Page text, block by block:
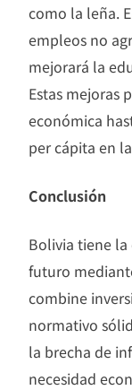
como la leña.
empleos no
mejorará la
Estas mejoras
económica
per cápita en
Conclusión
Bolivia tiene
futuro
combine
normativo
la brecha de
necesidad